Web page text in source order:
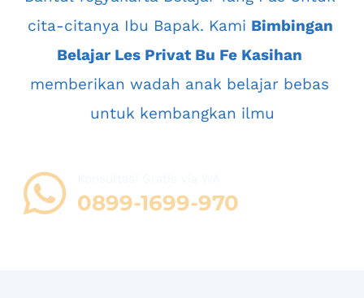
cita-citanya Ibu Bapak. Kami Bimbingan
Belajar Les Privat Bu Fe Kasihan
memberikan wadah anak belajar bebas
untuk kembangkan ilmu
0899-1699-970